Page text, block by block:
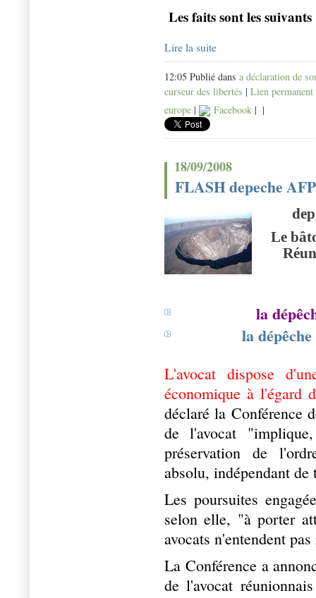
Les faits sont les suivants
Lire la suite
12:05 Publié dans a déclaration de
curseur des libertés | Lien permanent
europe | Facebook | |
18/09/2008
FLASH depeche
Le
la
la
L'avocat dispose
économique à l'égard
déclaré la Conférence
de l'avocat
préservation de
absolu, indépendant
Les poursuites
selon elle, "à porter
avocats n'entendent
La Conférence a
de l'avocat